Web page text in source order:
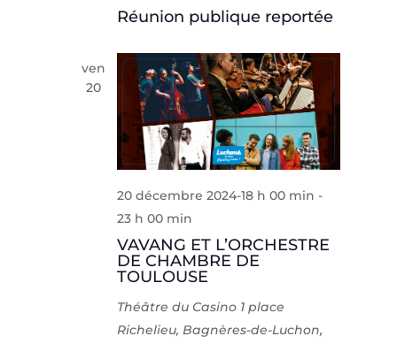
Réunion publique reportée
ven
20
VAVANG ET L’ORCHESTRE
DE CHAMBRE DE
TOULOUSE
20 décembre 2024-18 h 00 min -
23 h 00 min
Théâtre du Casino 1 place
Richelieu, Bagnères-de-Luchon,